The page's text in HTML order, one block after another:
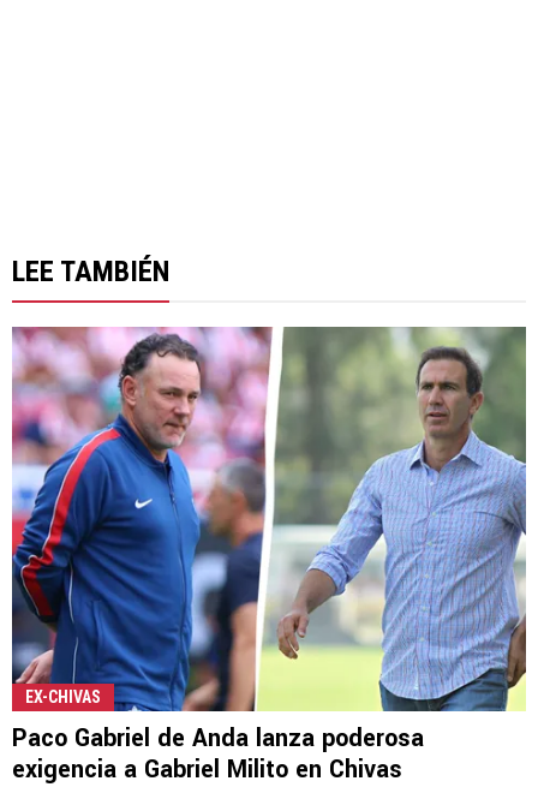
LEE TAMBIÉN
EX-CHIVAS
Paco Gabriel de Anda lanza poderosa
exigencia a Gabriel Milito en Chivas